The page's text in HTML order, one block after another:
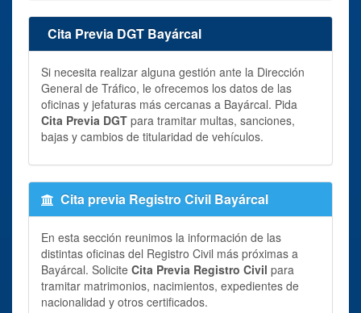
Cita Previa DGT Bayárcal
Si necesita realizar alguna gestión ante la Dirección
General de Tráfico, le ofrecemos los datos de las
oficinas y jefaturas más cercanas a Bayárcal. Pida
Cita Previa DGT para tramitar multas, sanciones,
bajas y cambios de titularidad de vehículos.
Cita previa Registro Civil Bayárcal
En esta sección reunimos la información de las
distintas oficinas del Registro Civil más próximas a
Bayárcal. Solicite Cita Previa Registro Civil para
tramitar matrimonios, nacimientos, expedientes de
nacionalidad y otros certificados.